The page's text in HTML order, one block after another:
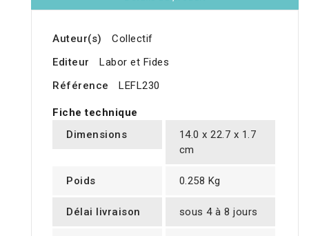
Auteur(s)
Collectif
Editeur
Labor et Fides
Référence
LEFL230
Fiche technique
Dimensions
14.0 x 22.7 x 1.7
cm
Poids 0.258 Kg
Délai livraison sous 4 à 8 jours